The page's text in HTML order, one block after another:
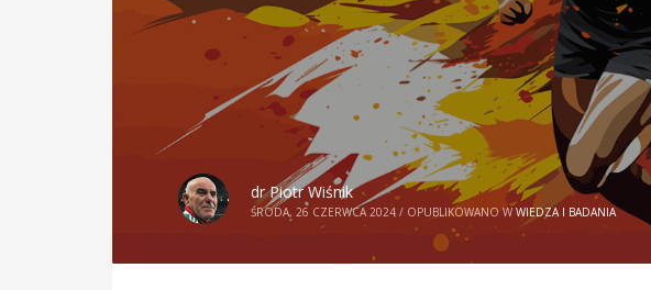
dr Piotr Wiśnik
ŚRODA, 26 CZERWCA 2024 / OPUBLIKOWANO W WIEDZA I BADANIA